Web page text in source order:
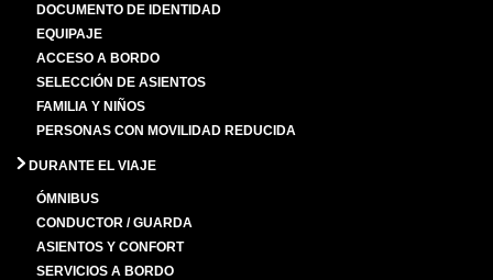
DOCUMENTO DE IDENTIDAD
EQUIPAJE
ACCESO A BORDO
SELECCIÓN DE ASIENTOS
FAMILIA Y NIÑOS
PERSONAS CON MOVILIDAD REDUCIDA
DURANTE EL VIAJE
ÓMNIBUS
CONDUCTOR / GUARDA
ASIENTOS Y CONFORT
SERVICIOS A BORDO